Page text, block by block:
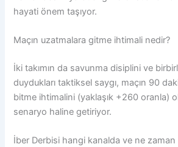
hayati önem taşıyor.
Maçın uzatmalara gitme ihtimali nedir?
İki takımın da savunma disiplini ve
duydukları taktiksel saygı, maçın 90
bitme ihtimalini (yaklaşık +260 oranla)
senaryo haline getiriyor.
İber Derbisi hangi kanalda ve ne zaman